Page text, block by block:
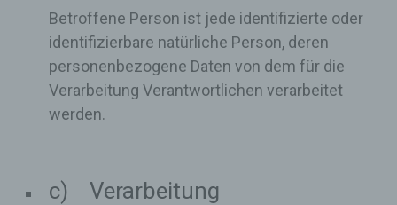
Betroffene Person ist jede identifizierte oder
identifizierbare natürliche Person, deren
personenbezogene Daten von dem für die
Verarbeitung Verantwortlichen verarbeitet
werden.
c) Verarbeitung